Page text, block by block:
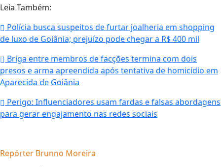
Leia Também:
Polícia busca suspeitos de furtar joalheria em shopping
de luxo de Goiânia; prejuízo pode chegar a R$ 400 mil
Briga entre membros de facções termina com dois
presos e arma apreendida após tentativa de homicídio em
Aparecida de Goiânia
Perigo: Influenciadores usam fardas e falsas abordagens
para gerar engajamento nas redes sociais
Repórter Brunno Moreira